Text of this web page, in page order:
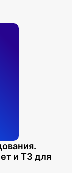
и ТЗ для